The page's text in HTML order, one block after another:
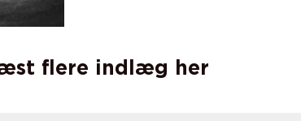
flere indlæg her